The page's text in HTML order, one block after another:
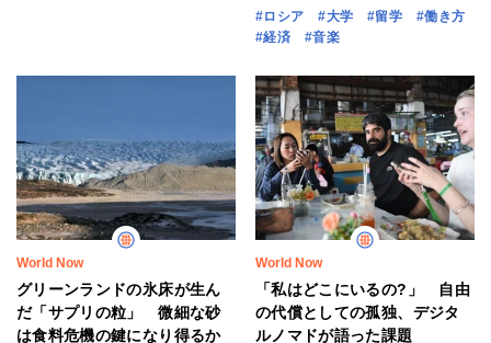
#ロシア #大学 #留学
#働き方
#経済
#音楽
World Now
グリーンランドの氷床が生ん
だ「サプリの粒」 微細な砂
は食料危機の鍵になり得るか
World Now
「私はどこにいるの?」 自由
の代償としての孤独、デジタ
ルノマドが語った課題